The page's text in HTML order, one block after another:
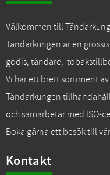
Välkommen till
Tändarkungen är en
godis, tändare,
Vi har ett brett sortiment
Tändarkungen
och samarbetar med ISO-
Boka gärna ett besök till
Kontakt